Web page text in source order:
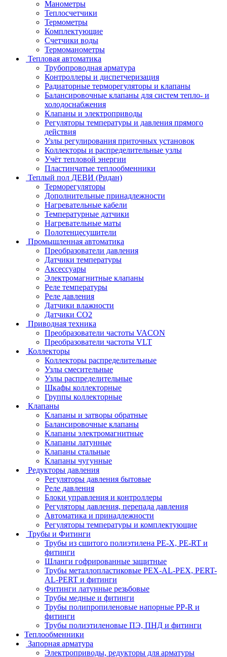
Манометры
Теплосчетчики
Термометры
Комплектующие
Счетчики воды
Термоманометры
Тепловая автоматика
Трубопроводная арматура
Контроллеры и диспетчеризация
Радиаторные терморегуляторы и клапаны
Балансировочные клапаны для систем тепло- и
холодоснабжения
Клапаны и электроприводы
Регуляторы температуры и давления прямого
действия
Узлы регулирования приточных установок
Коллекторы и распределительные узлы
Учёт тепловой энергии
Пластинчатые теплообменники
Теплый пол ДЕВИ (Ридан)
Терморегуляторы
Дополнительные принадлежности
Нагревательные кабели
Температурные датчики
Нагревательные маты
Полотенцесушители
Промышленная автоматика
Преобразователи давления
Датчики температуры
Аксессуары
Электромагнитные клапаны
Реле температуры
Реле давления
Датчики влажности
Датчики CO2
Приводная техника
Преобразователи частоты VACON
Преобразователи частоты VLT
Коллекторы
Коллекторы распределительные
Узлы смесительные
Узлы распределительные
Шкафы коллекторные
Группы коллекторные
Клапаны
Клапаны и затворы обратные
Балансировочные клапаны
Клапаны электромагнитные
Клапаны латунные
Клапаны стальные
Клапаны чугунные
Редукторы давления
Регуляторы давления бытовые
Реле давления
Блоки управления и контроллеры
Регуляторы давления, перепада давления
Автоматика и принадлежности
Регуляторы температуры и комплектующие
Трубы и Фитинги
Трубы из сшитого полиэтилена PE-X, PE-RT и
фитинги
Шланги гофрированные защитные
Трубы металлопластиковые PEX-AL-PEX, PERT-
AL-PERT и фитинги
Фитинги латунные резьбовые
Трубы медные и фитинги
Трубы полипропиленовые напорные PP-R и
фитинги
Трубы полиэтиленовые ПЭ, ПНД и фитинги
Теплообменники
Запорная арматура
Электроприводы, редукторы для арматуры